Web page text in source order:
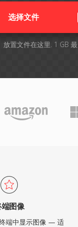
选择文件
放置文件在这里. 1 GB
图像
端中显示图像 — 适